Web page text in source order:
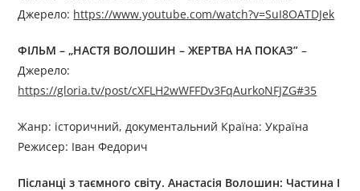
Джерелo: https://www.youtube.com/watch?v=SuI8OATDJek
ФІЛЬМ – „НАСТЯ ВОЛОШИН – ЖЕРТВА НА ПОКАЗ” –
Джерелo:
https://gloria.tv/post/cXFLH2wWFFDv3FqAurkoNFJZG#35
Жанр: історичний, документальний Країна: Україна
Режисер: Іван Федорич
Післанці з таємного світу. Анастасія Волошин: Частина I